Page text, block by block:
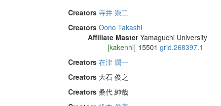
Creators 寺井 崇二
Creators Oono Takashi
Affiliate Master Yamaguchi University
[kakenhi] 15501 grid.268397.1
Creators 在津 潤一
Creators 大石 俊之
Creators 桑代 紳哉